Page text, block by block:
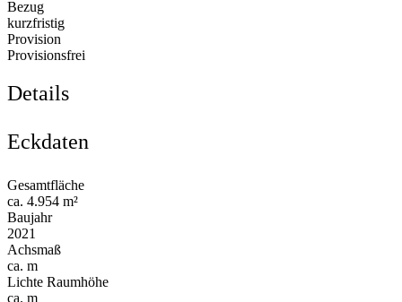
Bezug
kurzfristig
Provision
Provisionsfrei
Details
Eckdaten
Gesamtfläche
ca. 4.954 m²
Baujahr
2021
Achsmaß
ca. m
Lichte Raumhöhe
ca. m